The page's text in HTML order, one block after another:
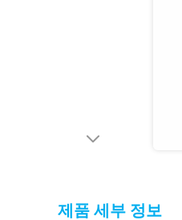
제품 세부 정보